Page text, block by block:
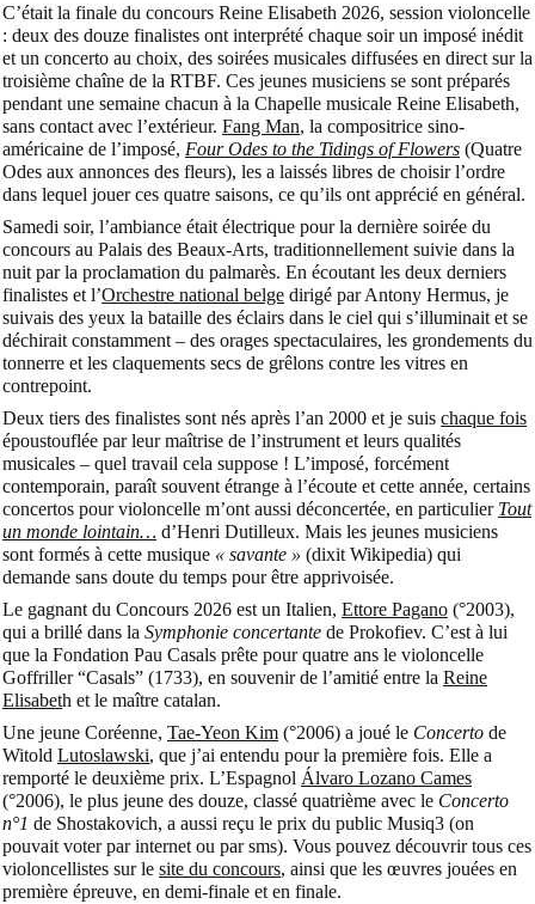
C’était la finale du concours Reine Elisabeth 2026, session violoncelle
: deux des douze finalistes ont interprété chaque soir un imposé inédit
et un concerto au choix, des soirées musicales diffusées en direct sur la
troisième chaîne de la RTBF. Ces jeunes musiciens se sont préparés
pendant une semaine chacun à la Chapelle musicale Reine Elisabeth,
sans contact avec l’extérieur. Fang Man, la compositrice sino-
américaine de l’imposé, Four Odes to the Tidings of Flowers (Quatre
Odes aux annonces des fleurs), les a laissés libres de choisir l’ordre
dans lequel jouer ces quatre saisons, ce qu’ils ont apprécié en général.
Samedi soir, l’ambiance était électrique pour la dernière soirée du
concours au Palais des Beaux-Arts, traditionnellement suivie dans la
nuit par la proclamation du palmarès. En écoutant les deux derniers
finalistes et l’Orchestre national belge dirigé par Antony Hermus, je
suivais des yeux la bataille des éclairs dans le ciel qui s’illuminait et se
déchirait constamment – des orages spectaculaires, les grondements du
tonnerre et les claquements secs de grêlons contre les vitres en
contrepoint.
Deux tiers des finalistes sont nés après l’an 2000 et je suis chaque fois
époustouflée par leur maîtrise de l’instrument et leurs qualités
musicales – quel travail cela suppose ! L’imposé, forcément
contemporain, paraît souvent étrange à l’écoute et cette année, certains
concertos pour violoncelle m’ont aussi déconcertée, en particulier Tout
un monde lointain… d’Henri Dutilleux. Mais les jeunes musiciens
sont formés à cette musique « savante » (dixit Wikipedia) qui
demande sans doute du temps pour être apprivoisée.
Le gagnant du Concours 2026 est un Italien, Ettore Pagano (°2003),
qui a brillé dans la Symphonie concertante de Prokofiev. C’est à lui
que la Fondation Pau Casals prête pour quatre ans le violoncelle
Goffriller “Casals” (1733), en souvenir de l’amitié entre la Reine
Elisabeth et le maître catalan.
Une jeune Coréenne, Tae-Yeon Kim (°2006) a joué le Concerto de
Witold Lutoslawski, que j’ai entendu pour la première fois. Elle a
remporté le deuxième prix. L’Espagnol Álvaro Lozano Cames
(°2006), le plus jeune des douze, classé quatrième avec le Concerto
n°1 de Shostakovich, a aussi reçu le prix du public Musiq3 (on
pouvait voter par internet ou par sms). Vous pouvez découvrir tous ces
violoncellistes sur le site du concours, ainsi que les œuvres jouées en
première épreuve, en demi-finale et en finale.